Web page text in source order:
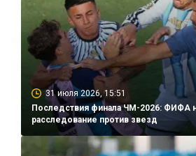
31 июля 2026, 15:51
Последствия финала ЧМ-2026: ФИФА
расследование против звезд